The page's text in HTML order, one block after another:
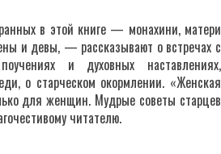
в этой книге — монахини, матери
и девы, — рассказывают о встречах с
и духовных наставлениях,
о старческом окормлении. «Женская
для женщин. Мудрые советы старцев
читателю.